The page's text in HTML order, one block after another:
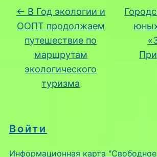
Войти
Информационная карта
← В Год экологии и
ООПТ продолжаем
путешествие по
маршрутам
экологического
туризма